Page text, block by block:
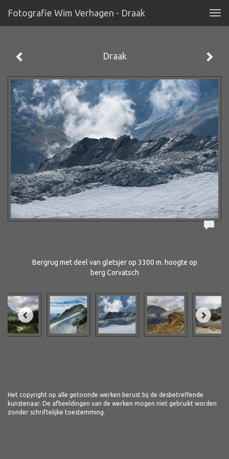
Fotografie Wim Verhagen - Draak
Draak
Bergrug met deel van gletsjer op 3300 m. hoogte op
berg Corvatsch
Het copyright op alle getoonde werken berust bij de desbetreffende
kunstenaar. De afbeeldingen van de werken mogen niet gebruikt worden
zonder schriftelijke toestemming.